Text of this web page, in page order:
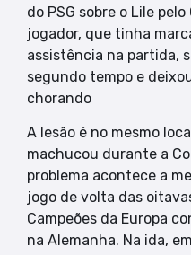
do PSG sobre o Lile
jogador, que tinha
assistência na partida,
segundo tempo e
chorando
A lesão é no mesmo
machucou durante a
problema acontece a
jogo de volta das
Campeões da Europa
na Alemanha. Na ida,